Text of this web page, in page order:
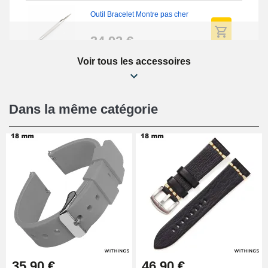
Outil Bracelet Montre pas cher
34,92 €
Kit Réparation Montre Débutant
16,90 €
Pied à Coulisse Numérique
9,90 €
Kit Horlogerie Débutant
26,90 €
Boîte Pompe Bracelet Montre -
Voir tous les accessoires
Dans la même catégorie